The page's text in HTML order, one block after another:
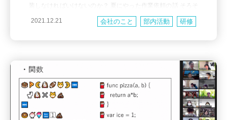
装しなければいけないのか？ 夏にやった作業依頼の話 そろそ
ろウィンドウ関数についてググるのをやめたい PLやってみた
プログラミングで学んだ
2021.12.21 会社のこと 部内活動 研修